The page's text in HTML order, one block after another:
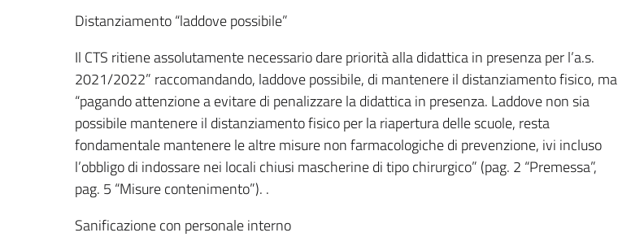
Distanziamento “laddove possibile”
Il CTS ritiene assolutamente necessario dare priorità alla didattica in presenza per l’a.s.
2021/2022” raccomandando, laddove possibile, di mantenere il distanziamento fisico, ma
“pagando attenzione a evitare di penalizzare la didattica in presenza. Laddove non sia
possibile mantenere il distanziamento fisico per la riapertura delle scuole, resta
fondamentale mantenere le altre misure non farmacologiche di prevenzione, ivi incluso
l’obbligo di indossare nei locali chiusi mascherine di tipo chirurgico” (pag. 2 “Premessa”,
pag. 5 “Misure contenimento”). .
Sanificazione con personale interno